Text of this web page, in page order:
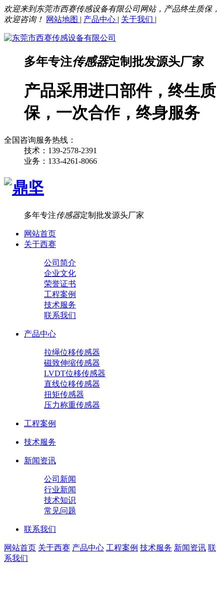
欢迎来到东莞市西赛传感设备有限公司网站，产品终生质保，
欢迎咨询！ 网站地图 | 产品中心 | 关于我们 |
多年专注传感器定制批发源头厂家
产品采用进口部件，终生质
保，一次合作，终身服务
全国咨询服务热线：
技术：139-2578-2391
业务：133-4261-8066
多年专注传感器定制批发源头厂家
网站首页
关于西赛
公司简介
企业文化
荣誉证书
工程案例
技术服务
联系我们
产品中心
拉绳位移传感器
磁致伸缩传感器
LVDT位移传感器
直线位移传感器
扭矩传感器
压力称重传感器
工程案例
技术服务
新闻资讯
公司新闻
行业新闻
技术知识
常见问题
联系我们
网站首页 关于西赛 产品中心 工程案例 技术服务 新闻资讯 联
系我们